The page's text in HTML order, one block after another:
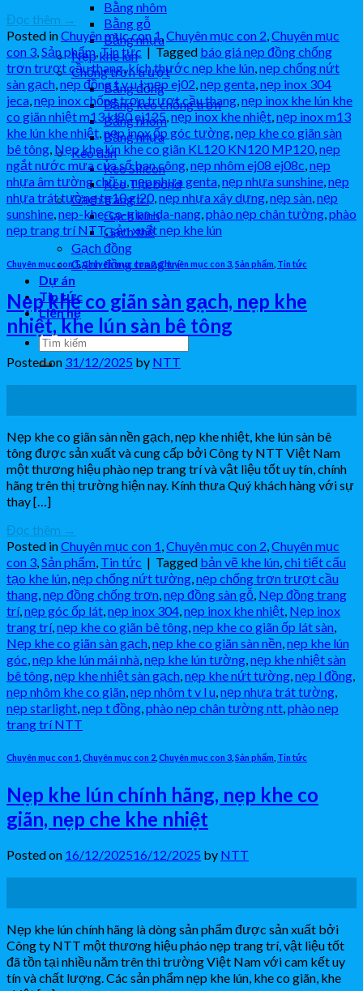
Bằng nhôm
Bằng gỗ
Bằng nhựa
Nẹp khe lún
Chống trơn trượt
Bằng đồng
Bằng keo chống trơn
Bằng nhôm
Bằng nhựa
Keo dán
Keo Silicon
Keo Titebond
Gạch trang trí
Gạch kính
Gạch thẻ
Gạch đồng
Gạch đồng trang trí
Dự án
Tin tức
Liên hệ
Đọc thêm →
Posted inChuyên mục con 1, Chuyên mục con 2 Chuyên mục
con 3 Sản phẩm ,Tin tức|Tagged báo giá nẹp đồng chống
trơn trượt cầu thang,kích thước nẹp khe lún nẹp chống nứt
sàn gạch nẹp đồng t v u l,nẹp ej02 nẹp genta nẹp inox 304
jeca nẹp inox chống trơn trượt cầu thang nẹp inox khe lún khe
co giãn nhiệt m13 kl80 ej125,nẹp inox khe nhiệt nẹp inox m13
khe lún khe nhiệt nẹp inox ốp góc tường nẹp khe co giãn sàn
bê tông Nẹp khe lún khe co giãn KL120 KN120 MP120 nẹp
ngắt nước mưa của sổ ban công nẹp nhôm ej08 ej08c nẹp
nhựa âm tường chữ u ,nẹp nhựa genta nẹp nhựa sunshine nẹp
nhựa trát tường tg10 gl20 nẹp nhựa xây dựng nẹp sàn nẹp
sunshine nep-khe-co-gian-da-nang phào nẹp chân tường phào
nẹp trang trí NTT,sản xuất nẹp khe lún
Chuyên mục con 1,Chuyên mục con 2,Chuyên mục con 3 Sản phẩm Tin tức
Nẹp khe co giãn sàn gạch, nẹp khe
nhiệt, khe lún sàn bê tông
Posted on 31/12/2025 by NTT
Nẹp khe co giãn sàn nền gạch, nẹp khe nhiệt, khe lún sàn bê
tông được sản xuất và cung cấp bởi Công ty NTT Việt Nam
một thương hiệu phào nẹp trang trí và vật liệu tốt uy tín, chính
hãng trên thị trường hiện nay. Kính thưa Quý khách hàng với sự
thay […]
Đọc thêm →
Posted inChuyên mục con 1 Chuyên mục con 2 Chuyên mục
con 3 Sản phẩm Tin tức | Tagged bản vẽ khe lún chi tiết cấu
tạo khe lún nẹp chống nứt tường nẹp chống trơn trượt cầu
thang nẹp đồng chống trơn nẹp đồng sàn gỗ Nẹp đồng trang
trí, nẹp góc ốp lát nẹp inox 304 nẹp inox khe nhiệt Nẹp inox
trang trí, nẹp khe co giãn bê tông nẹp khe co giãn ốp lát sàn
Nẹp khe co giãn sàn gạch nẹp khe co giãn sàn nền nẹp khe lún
góc nẹp khe lún mái nhà nẹp khe lún tường nẹp khe nhiệt sàn
bê tông nẹp khe nhiệt sàn gạch nẹp khe nứt tường nẹp l đồng
nẹp nhôm khe co giãn nẹp nhôm t v l u nẹp nhựa trát tường
nẹp starlight nẹp t đồng phào nẹp chân tường ntt phào nẹp
trang trí NTT
Chuyên mục con 1 Chuyên mục con 2 Chuyên mục con 3 Sản phẩm Tin tức
Nẹp khe lún chính hãng, nẹp khe co
giãn, nẹp che khe nhiệt
Posted on 16/12/202516/12/2025 by NTT
Nẹp khe lún chính hãng là dòng sản phẩm được sản xuất bởi
Công ty NTT một thương hiệu pháo nẹp trang trí, vật liệu tốt
đã tồn tại nhiều năm trên thi trường Việt Nam với cam kết uy
tín và chất lượng. Các sản phẩm nẹp khe lún, khe co giãn, khe